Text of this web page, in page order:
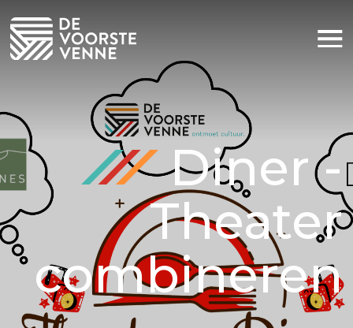
Sponsoring
Nieuws
Praktische informatie
Contact
Huiskamer voor iedereen
Diner -
Theater
combineren